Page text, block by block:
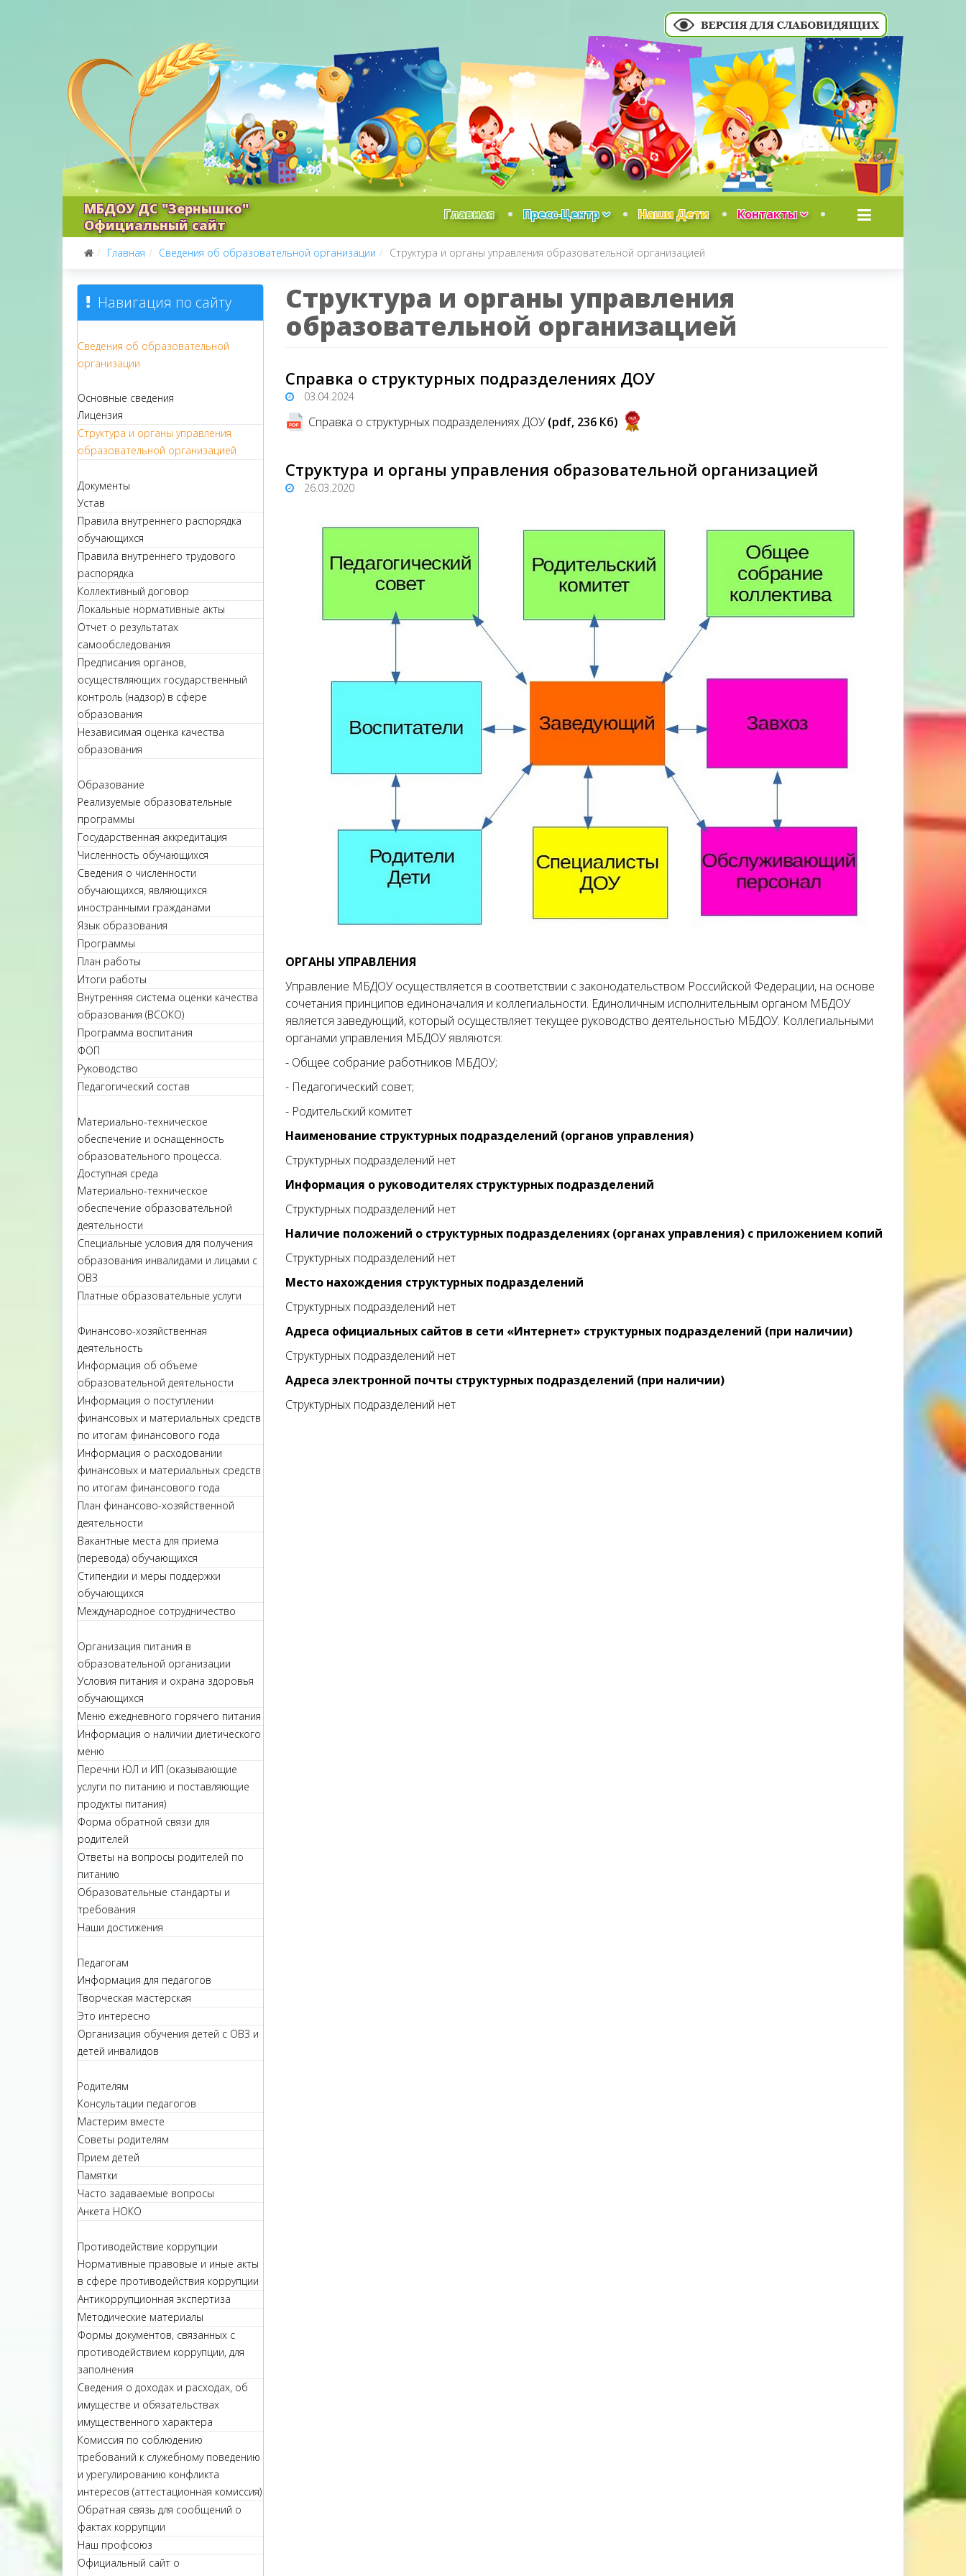
МБДОУ ДС "Зернышко"
Официальный сайт
Главная Пресс-Центр Наши Дети Контакты
Главная Сведения об образовательной организации Структура и органы управления образовательной организацией
Навигация по сайту
Сведения об образовательной
организации
Основные сведения
Лицензия
Структура и органы управления
образовательной организацией
Документы
Устав
Правила внутреннего распорядка
обучающихся
Правила внутреннего трудового
распорядка
Коллективный договор
Локальные нормативные акты
Отчет о результатах
самообследования
Предписания органов,
осуществляющих государственный
контроль (надзор) в сфере
образования
Независимая оценка качества
образования
Образование
Реализуемые образовательные
программы
Государственная аккредитация
Численность обучающихся
Сведения о численности
обучающихся, являющихся
иностранными гражданами
Язык образования
Программы
План работы
Итоги работы
Внутренняя система оценки качества
образования (ВСОКО)
Программа воспитания
ФОП
Руководство
Педагогический состав
Материально-техническое
обеспечение и оснащенность
образовательного процесса.
Доступная среда
Материально-техническое
обеспечение образовательной
деятельности
Специальные условия для получения
образования инвалидами и лицами с
ОВЗ
Платные образовательные услуги
Финансово-хозяйственная
деятельность
Информация об объеме
образовательной деятельности
Информация о поступлении
финансовых и материальных средств
по итогам финансового года
Информация о расходовании
финансовых и материальных средств
по итогам финансового года
План финансово-хозяйственной
деятельности
Вакантные места для приема
(перевода) обучающихся
Стипендии и меры поддержки
обучающихся
Международное сотрудничество
Организация питания в
образовательной организации
Условия питания и охрана здоровья
обучающихся
Меню ежедневного горячего питания
Информация о наличии диетического
меню
Перечни ЮЛ и ИП (оказывающие
услуги по питанию и поставляющие
продукты питания)
Форма обратной связи для
родителей
Ответы на вопросы родителей по
питанию
Образовательные стандарты и
требования
Наши достижения
Педагогам
Информация для педагогов
Творческая мастерская
Это интересно
Организация обучения детей с ОВЗ и
детей инвалидов
Родителям
Консультации педагогов
Мастерим вместе
Советы родителям
Прием детей
Памятки
Часто задаваемые вопросы
Анкета НОКО
Противодействие коррупции
Нормативные правовые и иные акты
в сфере противодействия коррупции
Антикоррупционная экспертиза
Методические материалы
Формы документов, связанных с
противодействием коррупции, для
заполнения
Сведения о доходах и расходах, об
имуществе и обязательствах
имущественного характера
Комиссия по соблюдению
требований к служебному поведению
и урегулированию конфликта
интересов (аттестационная комиссия)
Обратная связь для сообщений о
фактах коррупции
Наш профсоюз
Официальный сайт о
Структура и органы управления
образовательной организацией
Справка о структурных подразделениях ДОУ
03.04.2024
Справка о структурных подразделениях ДОУ(pdf, 236 Кб)
Структура и органы управления образовательной организацией
26.03.2020
ОРГАНЫ УПРАВЛЕНИЯ
Управление МБДОУ осуществляется в соответствии с законодательством Российской Федерации, на основе
сочетания принципов единоначалия и коллегиальности. Единоличным исполнительным органом МБДОУ
является заведующий, который осуществляет текущее руководство деятельностью МБДОУ. Коллегиальными
органами управления МБДОУ являются:
- Общее собрание работников МБДОУ;
- Педагогический совет;
- Родительский комитет
Наименование структурных подразделений (органов управления)
Структурных подразделений нет
Информация о руководителях структурных подразделений
Структурных подразделений нет
Наличие положений о структурных подразделениях (органах управления) с приложением копий
Структурных подразделений нет
Место нахождения структурных подразделений
Структурных подразделений нет
Адреса официальных сайтов в сети «Интернет» структурных подразделений (при наличии)
Структурных подразделений нет
Адреса электронной почты структурных подразделений (при наличии)
Структурных подразделений нет